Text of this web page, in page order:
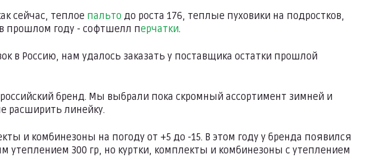
сейчас, теплое пальто до роста 176, теплые пуховики на подростков,
прошлом году - софтшелл перчатки.
в Россию, нам удалось заказать у поставщика остатки прошлой
бренд. Мы выбрали пока скромный ассортимент зимней и
расширить линейку.
и комбинезоны на погоду от +5 до -15. В этом году у бренда появился
300 гр, но куртки, комплекты и комбинезоны с утеплением